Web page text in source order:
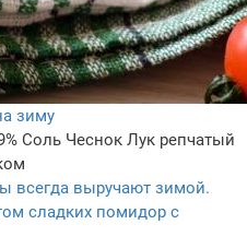
зиму
Соль Чеснок Лук репчатый
всегда выручают зимой.
сладких помидор с